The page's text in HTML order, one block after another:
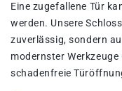
Eine zugefallene Tür
werden. Unsere
zuverlässig, sondern
modernster
schadenfreie